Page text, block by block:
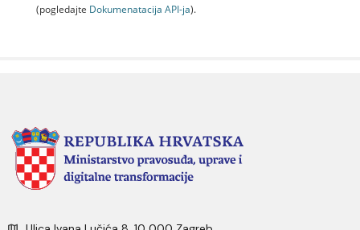
(pogledajte Dokumenаtаcijа API-jа).